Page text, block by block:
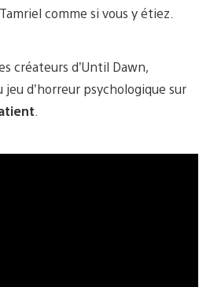
comme si vous y étiez.
créateurs d’Until Dawn,
d’horreur psychologique sur